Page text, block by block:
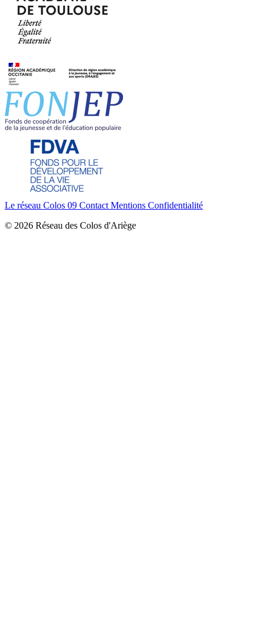
Le réseau Colos 09 Contact Mentions Confidentialité
© 2026 Réseau des Colos d'Ariège